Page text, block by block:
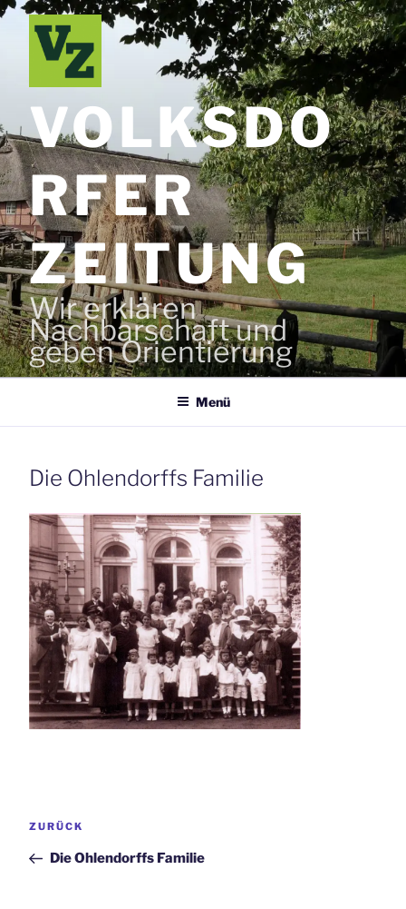
Zum
Inhalt
springen
VOLKSDO
RFER
ZEITUNG
Wir erklären
Nachbarschaft und
geben Orientierung
Menü
Die Ohlendorffs Familie
Vorheriger
ZURÜCK
Die Ohlendorffs Familie